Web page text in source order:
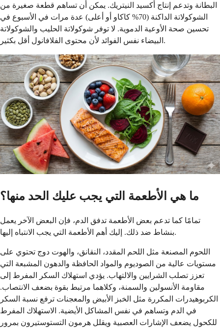
البطانة وتدعم إنتاج أكسيد النيتريك. يمكن أن تساهم قطعة صغيرة من
الشوكولاتة الداكنة (70% كاكاو أو أعلى) عدة مرات في الأسبوع في
تحسين صحة الأوعية الدموية. لا توفر شوكولاتة الحليب والشوكولاتة
البيضاء نفس الفوائد لأن محتوى الفلافانول أقل بكثير.
ما هي الأطعمة التي يجب عليك الحد منها؟
تمامًا كما تدعم بعض الأطعمة تدفق الدم، فإن البعض الآخر يعمل
بنشاط ضد ذلك. إليك أهم الأطعمة التي يجب الانتباه إليها.
اللحوم المصنعة مثل اللحم المقدد، النقانق، والهوت دوج تحتوي على
مستويات عالية من الصوديوم والمواد الحافظة والدهون المشبعة التي
تعزز تصلب الشرايين والالتهاب. يؤدي استهلاك السكر المفرط إلى
مقاومة الأنسولين والسمنة، وكلاهما مرتبط بقوة بضعف الانتصاب.
الكربوهيدرات المكررة مثل الخبز الأبيض والمعجنات ترفع نسبة السكر
في الدم وتساهم في نفس المشاكل الأيضية. الاستهلاك المفرط
للكحول يضعف الإشارات العصبية ويقلل هرمون التستوستيرون بمرور